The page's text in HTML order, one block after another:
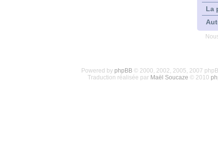
La
Powered by phpBB© 2000, 2002, 2005, 2007
Traduction réalisée par Maël Soucaze © 2010